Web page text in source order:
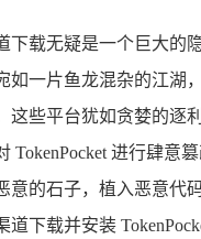
下载无疑是一个巨大的
如一片鱼龙混杂的江湖
这些平台犹如贪婪的逐
TokenPocket 进行肆意
意的石子，植入恶意代
道下载并安装